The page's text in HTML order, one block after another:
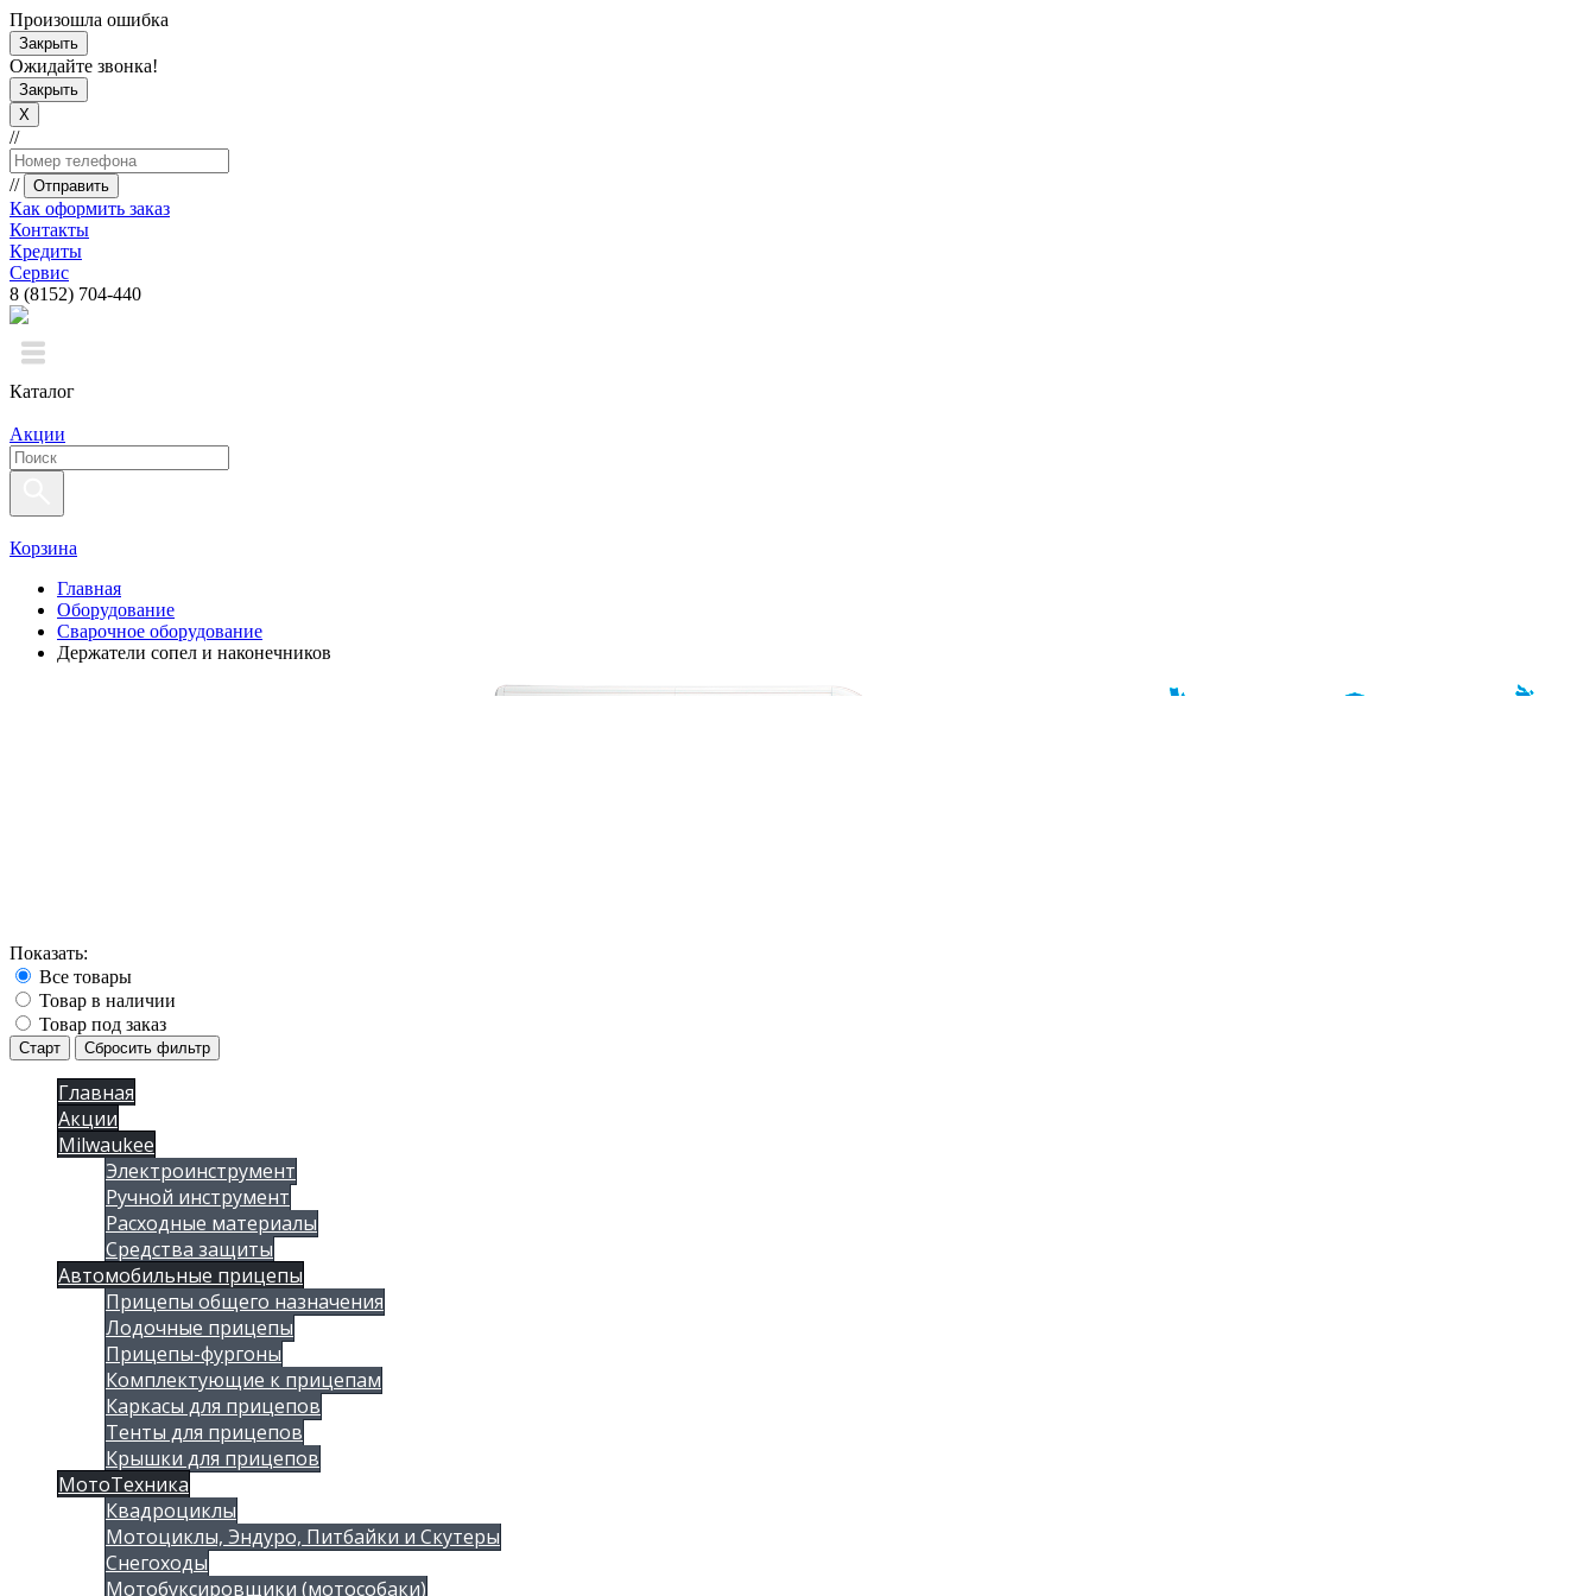
Произошла ошибка
Закрыть
Ожидайте звонка!
Закрыть
X
//
// Отправить
Как оформить заказ
Контакты
Кредиты
Сервис
8 (8152) 704-440
Каталог
Акции
Корзина
Главная
Оборудование
Сварочное оборудование
Держатели сопел и наконечников
Показать:
Все товары
Товар в наличии
Товар под заказ
Старт Сбросить фильтр
Главная
Акции
Milwaukee
Электроинструмент
Ручной инструмент
Расходные материалы
Средства защиты
Автомобильные прицепы
Прицепы общего назначения
Лодочные прицепы
Прицепы-фургоны
Комплектующие к прицепам
Каркасы для прицепов
Тенты для прицепов
Крышки для прицепов
МотоТехника
Квадроциклы
Мотоциклы, Эндуро, Питбайки и Скутеры
Снегоходы
Мотобуксировщики (мотособаки)